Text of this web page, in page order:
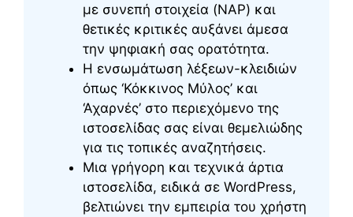
με συνεπή στοιχεία (NAP) και
θετικές κριτικές αυξάνει άμεσα
την ψηφιακή σας ορατότητα.
Η ενσωμάτωση λέξεων-κλειδιών
όπως ‘Κόκκινος Μύλος’ και
‘Αχαρνές’ στο περιεχόμενο της
ιστοσελίδας σας είναι θεμελιώδης
για τις τοπικές αναζητήσεις.
Μια γρήγορη και τεχνικά άρτια
ιστοσελίδα, ειδικά σε WordPress,
βελτιώνει την εμπειρία του χρήστη